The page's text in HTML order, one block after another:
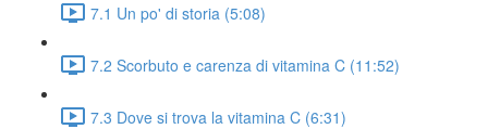
7.1 Un po' di storia (5:08)
7.2 Scorbuto e carenza di vitamina C (11:52)
7.3 Dove si trova la vitamina C (6:31)